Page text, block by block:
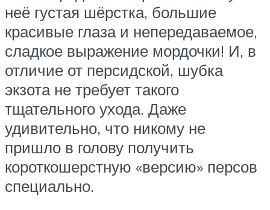
неё густая шёрстка, большие
красивые глаза и непередаваемое,
сладкое выражение мордочки! И, в
отличие от персидской, шубка
экзота не требует такого
тщательного ухода. Даже
удивительно, что никому не
пришло в голову получить
короткошерстную «версию» персов
специально.